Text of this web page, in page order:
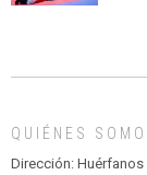
QUIÉNES
Dirección: Huérfanos